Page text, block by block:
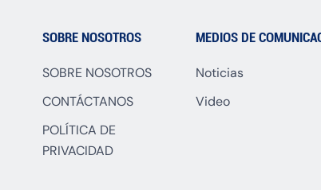
MEDIOS DE
Noticias
Video
SOBRE NOSOTROS
SOBRE NOSOTROS
CONTÁCTANOS
POLÍTICA DE
PRIVACIDAD